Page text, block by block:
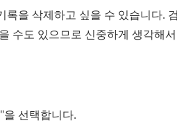
을 삭제하고 싶을 수 있습니다.
수도 있으므로 신중하게 생각해
선택합니다.